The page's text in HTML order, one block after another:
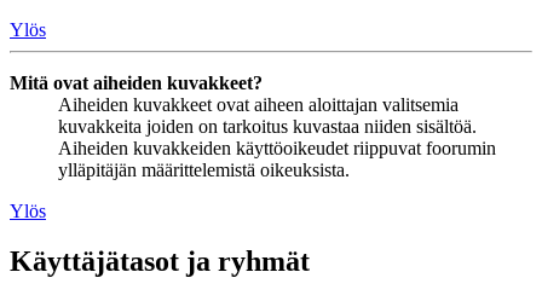
Ylös
Mitä ovat aiheiden kuvakkeet?
Aiheiden kuvakkeet ovat aiheen aloittajan valitsemia
kuvakkeita joiden on tarkoitus kuvastaa niiden sisältöä.
Aiheiden kuvakkeiden käyttöoikeudet riippuvat foorumin
ylläpitäjän määrittelemistä oikeuksista.
Ylös
Käyttäjätasot ja ryhmät